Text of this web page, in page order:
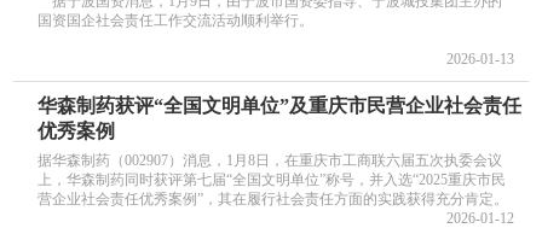
国资国企社会责任工作交流活动顺利举行。
2026-01-13
华森制药获评“全国文明单位”及重庆市民营企业社会责任
优秀案例
据华森制药（002907）消息，1月8日，在重庆市工商联六届五次执委会议
上，华森制药同时获评第七届“全国文明单位”称号，并入选“2025重庆市民
营企业社会责任优秀案例”，其在履行社会责任方面的实践获得充分肯定。
2026-01-12